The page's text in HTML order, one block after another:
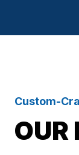
Custom-
OUR